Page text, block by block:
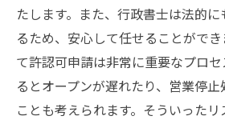
たします。また、行政書士は法的
るため、安心して任せることがで
て許認可申請は非常に重要なプロ
るとオープンが遅れたり、営業停
ことも考えられます。そういった